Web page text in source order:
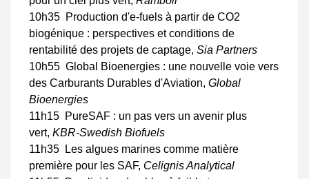
10h35 Production d'e-fuels à partir de CO2
biogénique : perspectives et conditions de
rentabilité des projets de captage, Sia Partners
10h55 Global Bioenergies : une nouvelle voie vers
des Carburants Durables d'Aviation, Global
Bioenergies
11h15 PureSAF : un pas vers un avenir plus
vert, KBR-Swedish Biofuels
11h35 Les algues marines comme matière
première pour les SAF, Celignis Analytical